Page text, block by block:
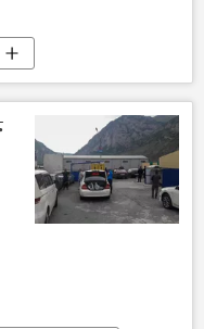
Արսենալ